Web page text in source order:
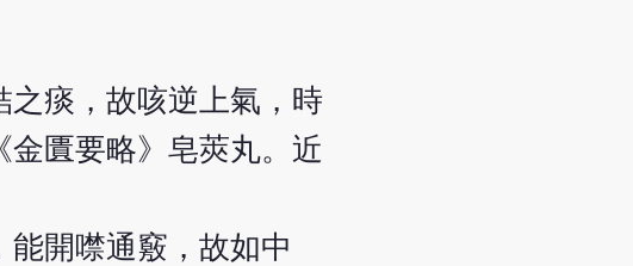
之痰，故咳逆上氣，時
匱要略》皂莢丸。近
開噤通竅，故如中